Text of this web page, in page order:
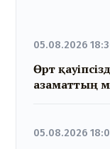
05.08.2026
Өрт
азаматтың
05.08.2026